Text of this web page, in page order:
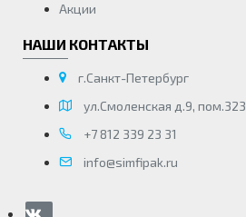
Акции
НАШИ КОНТАКТЫ
г.Санкт-Петербург
ул.Смоленская д.9, пом.323
+7 812 339 23 31
info@simfipak.ru